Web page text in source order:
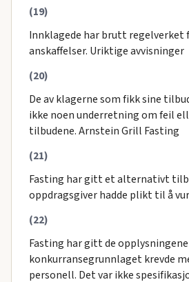
(19)
Innklagede har brutt regelverket
anskaffelser. Uriktige avvisninger
(20)
De av klagerne som fikk sine
ikke noen underretning om feil
tilbudene. Arnstein Grill Fasting
(21)
Fasting har gitt et alternativt
oppdragsgiver hadde plikt til å
(22)
Fasting har gitt de
konkurransegrunnlaget krevde
personell. Det var ikke